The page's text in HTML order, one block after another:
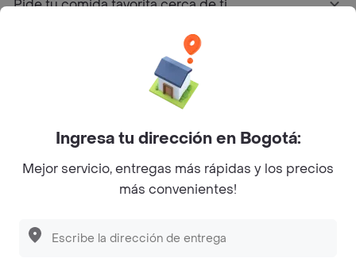
Pide tu comida favorita cerca de ti
Sobre Rappi
Facebook
Twitter
Instagram
©2026Rappi Inc. All rights reserved.
Ingresa tu dirección en Bogotá:
Mejor servicio, entregas más rápidas y los precios
más convenientes!